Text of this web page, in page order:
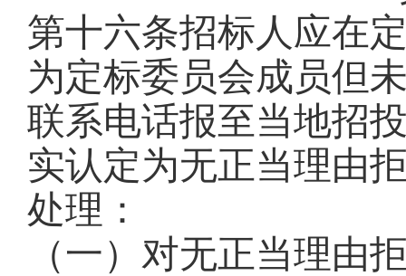
第十六条招标人应在
为定标委员会成员但
联系电话报至当地招
实认定为无正当理由
处理：
（一）对无正当理由